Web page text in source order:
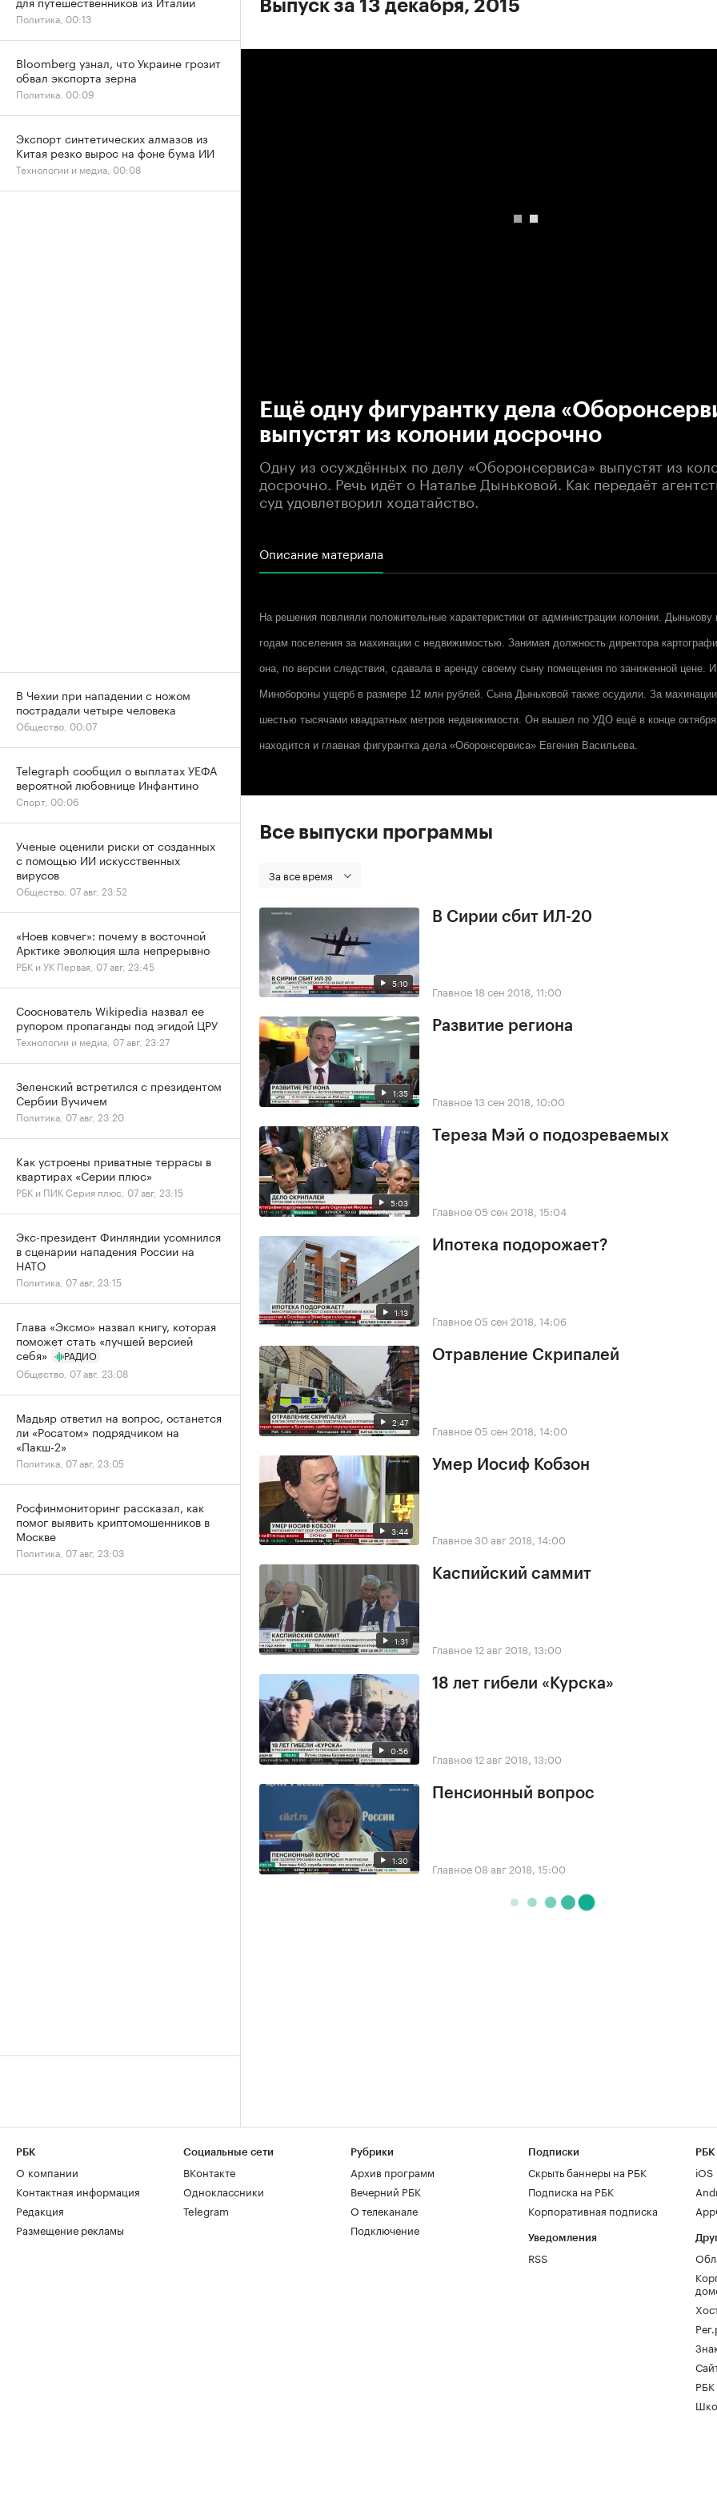
Выпуск за 13 декабря, 2015
Ещё одну фигурантку дела
выпустят из колонии досрочно
Одну из осуждённых по делу «Оборонсервиса» выпустят из
досрочно. Речь идёт о Наталье Дыньковой. Как передаёт
суд удовлетворил ходатайство.
Описание материала
На решения повлияли положительные характеристики от администрации колонии. Дынькову
годам поселения за махинации с недвижимостью. Занимая должность директора
она, по версии следствия, сдавала в аренду своему сыну помещения по заниженной цене.
Минобороны ущерб в размере 12 млн рублей. Сына Дыньковой также осудили. За
шестью тысячами квадратных метров недвижимости. Он вышел по УДО ещё в конце
находится и главная фигурантка дела «Оборонсервиса» Евгения Васильева.
Все выпуски программы
За все время
5:10
В Сирии сбит ИЛ-20
Главное18 сен 2018, 11:00
1:35
Развитие региона
Главное13 сен 2018, 10:00
5:03
Тереза Мэй о подозреваемых
Главное 05 сен 2018, 15:04
1:13
Ипотека подорожает?
Главное 05 сен 2018, 14:06
2:47
Отравление Скрипалей
Главное 05 сен 2018, 14:00
3:44
Умер Иосиф Кобзон
Главное30 авг 2018, 14:00
1:31
Каспийский саммит
Главное12 авг 2018, 13:00
0:56
18 лет гибели «Курска»
Главное12 авг 2018, 13:00
1:30
Пенсионный вопрос
Главное 08 авг 2018, 15:00
Политика, 00:13
Bloomberg узнал, что Украине грозит
обвал экспорта зерна
Политика, 00:09
Экспорт синтетических алмазов из
Китая резко вырос на фоне бума ИИ
Технологии и медиа, 00:08
В Чехии при нападении с ножом
пострадали четыре человека
Общество, 00:07
Telegraph сообщил о выплатах УЕФА
вероятной любовнице Инфантино
Спорт, 00:06
Ученые оценили риски от созданных
с помощью ИИ искусственных
вирусов
Общество, 07 авг, 23:52
«Ноев ковчег»: почему в восточной
Арктике эволюция шла непрерывно
РБК и УК Первая, 07 авг, 23:45
Сооснователь Wikipedia назвал ее
рупором пропаганды под эгидой ЦРУ
Технологии и медиа, 07 авг, 23:27
Зеленский встретился с президентом
Сербии Вучичем
Политика, 07 авг, 23:20
Как устроены приватные террасы в
квартирах «Серии плюс»
РБК и ПИК Серия плюс, 07 авг, 23:15
Экс-президент Финляндии усомнился
в сценарии нападения России на
НАТО
Политика, 07 авг, 23:15
Глава «Эксмо» назвал книгу, которая
поможет стать «лучшей версией
себя»
РАДИО
Общество, 07 авг, 23:08
Мадьяр ответил на вопрос, останется
ли «Росатом» подрядчиком на
«Пакш-2»
Политика, 07 авг, 23:05
Росфинмониторинг рассказал, как
помог выявить криптомошенников в
Москве
Политика, 07 авг, 23:03
РБК
О компании
Контактная информация
Редакция
Размещение рекламы
Социальные сети
ВКонтакте
Одноклассники
Telegram
Рубрики
Архив программ
Вечерний РБК
О телеканале
Подключение
Подписки
Скрыть баннеры на РБК
Подписка на РБК
Корпоративная подписка
Уведомления
RSS
РБК
iOS